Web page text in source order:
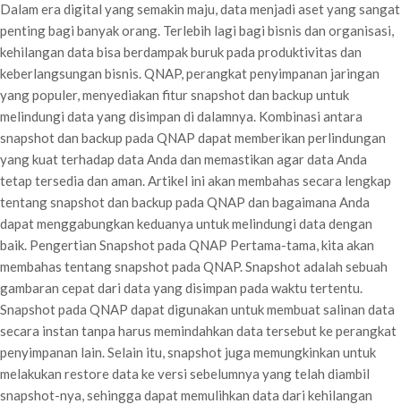
Dalam era digital yang semakin maju, data menjadi aset yang sangat
penting bagi banyak orang. Terlebih lagi bagi bisnis dan organisasi,
kehilangan data bisa berdampak buruk pada produktivitas dan
keberlangsungan bisnis. QNAP, perangkat penyimpanan jaringan
yang populer, menyediakan fitur snapshot dan backup untuk
melindungi data yang disimpan di dalamnya. Kombinasi antara
snapshot dan backup pada QNAP dapat memberikan perlindungan
yang kuat terhadap data Anda dan memastikan agar data Anda
tetap tersedia dan aman. Artikel ini akan membahas secara lengkap
tentang snapshot dan backup pada QNAP dan bagaimana Anda
dapat menggabungkan keduanya untuk melindungi data dengan
baik. Pengertian Snapshot pada QNAP Pertama-tama, kita akan
membahas tentang snapshot pada QNAP. Snapshot adalah sebuah
gambaran cepat dari data yang disimpan pada waktu tertentu.
Snapshot pada QNAP dapat digunakan untuk membuat salinan data
secara instan tanpa harus memindahkan data tersebut ke perangkat
penyimpanan lain. Selain itu, snapshot juga memungkinkan untuk
melakukan restore data ke versi sebelumnya yang telah diambil
snapshot-nya, sehingga dapat memulihkan data dari kehilangan